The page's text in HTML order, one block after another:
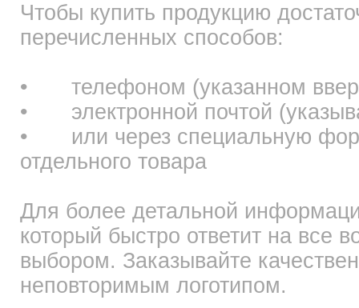
Чтобы купить продукцию
перечисленных способов:
•
телефоном (указанном
•
электронной почтой
•
или через специальную
отдельного товара
Для более детальной
который быстро ответит на все
выбором. Заказывайте
неповторимым логотипом.